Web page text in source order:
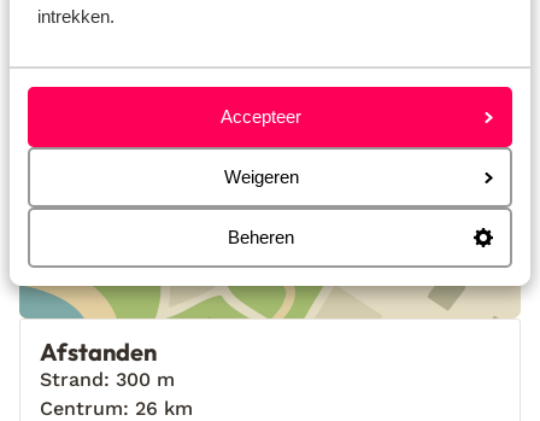
intrekken.
Accepteer
Weigeren
Beheren
Locatie
Bekijk op kaart
Afstanden
Strand: 300 m
Centrum: 26 km